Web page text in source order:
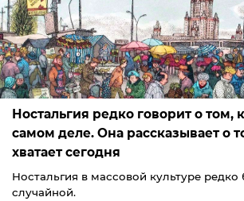
Ностальгия редко говорит о том,
самом деле. Она рассказывает о
хватает сегодня
Ностальгия в массовой культуре редко
случайной.